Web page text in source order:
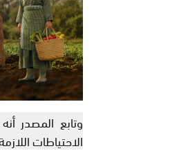
وتابع المصدر
الاحتياطات